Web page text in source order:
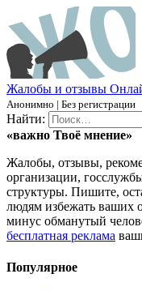
Жалобы и отзывы О
Анонимно | Без регистрации
Найти:
«важно Твоё мнение»
Жалобы, отзывы,
организации,
структуры. Пишите,
людям избежать ваших
минус обманутый
бесплатная реклама
Популярное